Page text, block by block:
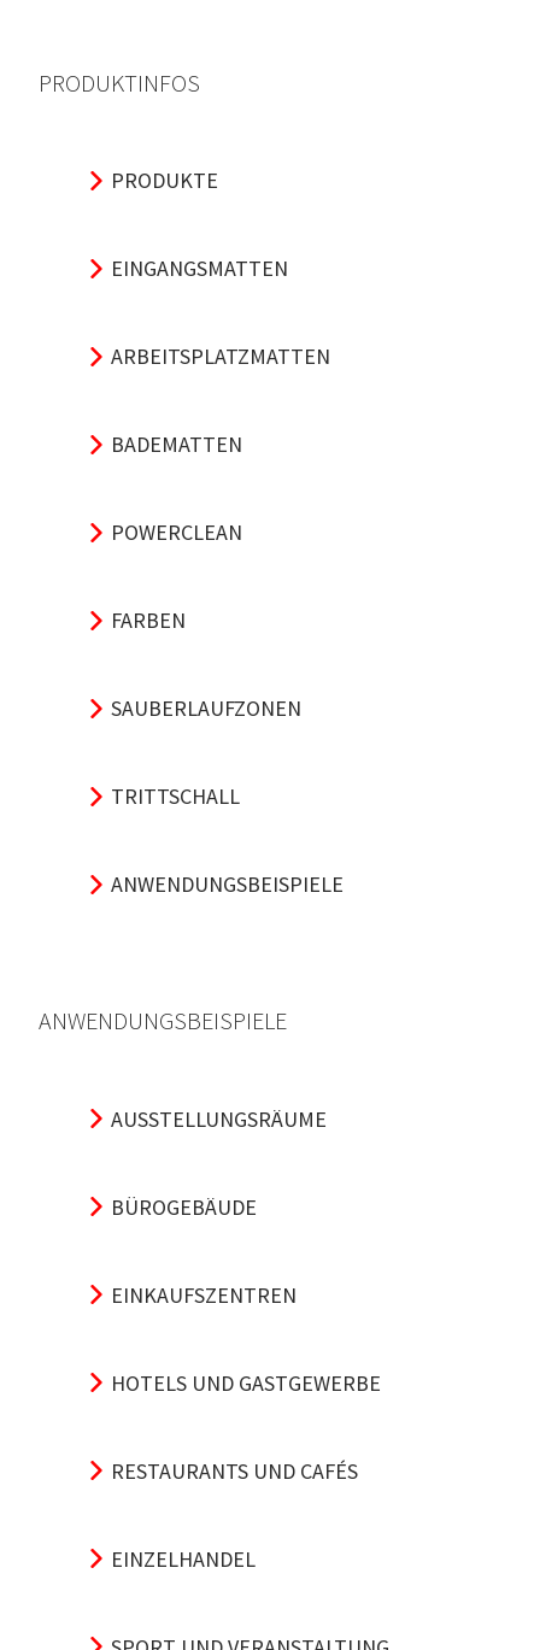
PRODUKTINFOS
PRODUKTE
EINGANGSMATTEN
ARBEITSPLATZMATTEN
BADEMATTEN
POWERCLEAN
FARBEN
SAUBERLAUFZONEN
TRITTSCHALL
ANWENDUNGSBEISPIELE
ANWENDUNGSBEISPIELE
AUSSTELLUNGSRÄUME
BÜROGEBÄUDE
EINKAUFSZENTREN
HOTELS UND GASTGEWERBE
RESTAURANTS UND CAFÉS
EINZELHANDEL